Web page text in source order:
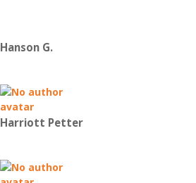
Hanson G.
Harriott Petter